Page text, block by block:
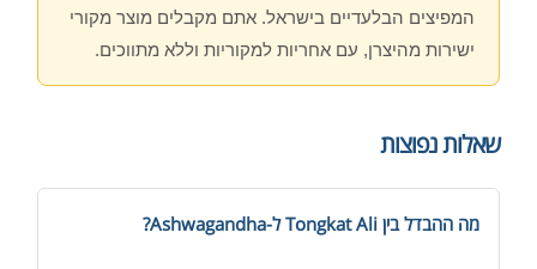
המפיצים הבלעדיים בישראל. אתם מקבלים מוצר מקורי
ישירות מהיצרן, עם אחריות למקוריות וללא מתווכים.
שאלות נפוצות
מה ההבדל בין Tongkat Ali ל-Ashwagandha?